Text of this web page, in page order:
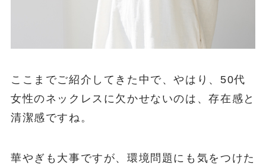
ここまでご紹介してきた中で、やはり、50代
女性のネックレスに欠かせないのは、存在感と
清潔感ですね。
華やぎも大事ですが、環境問題にも気をつけた